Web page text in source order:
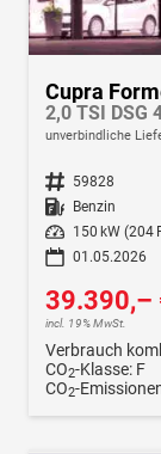
Cupra
2,0 TSI DSG
unverbindliche
Fahrzeugnr. 59828
Kraftstoff Benzin
Leistung
150 kW (204
01.05.2026
39.390,–
incl. 19% MwSt.
Verbrauch
CO2-Klasse: F
CO2-